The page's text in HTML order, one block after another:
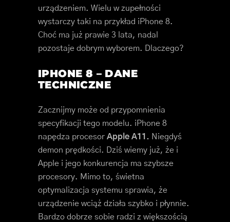
urządzeniem. Wielu w zupełności
wystarczy taki na przykład iPhone 8.
Choć ma już prawie 3 lata, nadal
pozostaje dobrym wyborem. Dlaczego?
IPHONE 8 – DANE
TECHNICZNE
Zacznijmy może od przypomnienia
specyfikacji tego modelu. iPhone 8
napędza procesor Apple A11. Niegdyś
demon prędkości. Dziś wiemy już, że i
Apple i jego konkurencja ma szybsze
procesory. Mimo to, świetna
optymalizacja systemu sprawia, że
urządzenie wciąż działa szybko i płynnie.
Bardzo dobrze sobie radzi z większością